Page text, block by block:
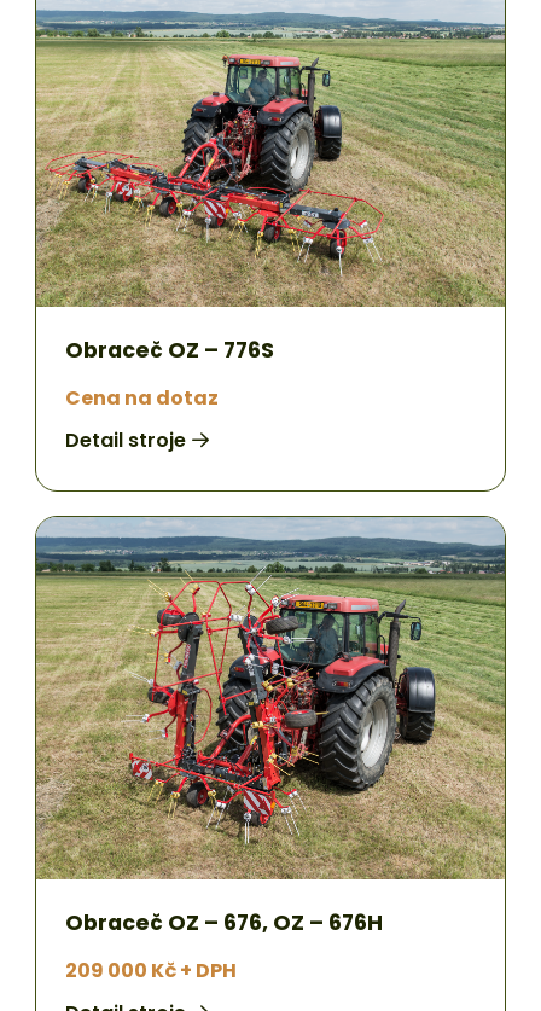
Obraceč OZ – 776S
Cena na dotaz
Detail stroje
Obraceč OZ – 676, OZ – 676H
209 000 Kč + DPH